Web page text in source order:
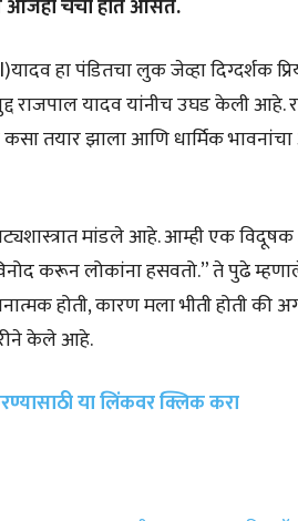
चर्चा होत आसते.
हा पंडितचा लुक जेव्हा दिग्दर्शक
राजपाल यादव यांनीच उघड केली
तयार झाला आणि धार्मिक भावनांचा
मांडले आहे. आम्ही एक
करून लोकांना हसवतो.” ते पुढे
होती, कारण मला भीती होती
केले आहे.
या लिंकवर क्लिक करा